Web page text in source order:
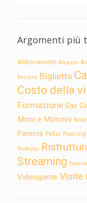
Argomenti più
Abbonamenti Amazon
Benzina Biglietto
Costo della
Formazione Gas
Moto e Motorini
Patente Pellet Piercing
Postepay
Streaming
Videogame Visite